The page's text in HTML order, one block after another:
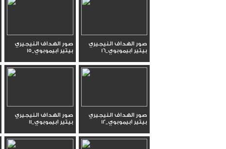
صور الهداف النيجيري
بيتير ابيموبوي_16
صور الهداف النيجيري
بيتير ابيموبوي_15
صور الهداف النيجيري
بيتير ابيموبوي_12
صور الهداف النيجيري
بيتير ابيموبوي_11